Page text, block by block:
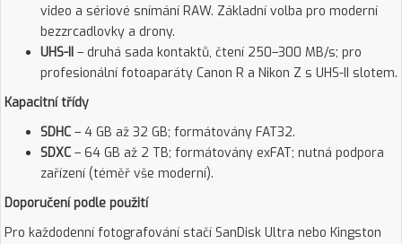
video a sériové snímání RAW. Základní volba pro moderní
bezzrcadlovky a drony.
UHS-II – druhá sada kontaktů, čtení 250–300 MB/s; pro
profesionální fotoaparáty Canon R a Nikon Z s UHS-II slotem.
Kapacitní třídy
SDHC – 4 GB až 32 GB; formátovány FAT32.
SDXC – 64 GB až 2 TB; formátovány exFAT; nutná podpora
zařízení (téměř vše moderní).
Doporučení podle použití
Pro každodenní fotografování stačí SanDisk Ultra nebo Kingston